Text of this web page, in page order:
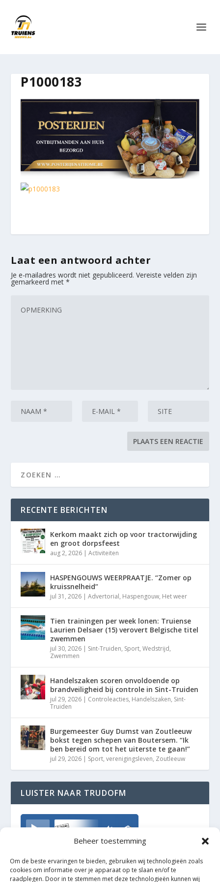
Beheer toestemming
Om de beste ervaringen te bieden, gebruiken wij technologieën zoals
cookies om informatie over je apparaat op te slaan en/of te
raadplegen. Door in te stemmen met deze technologieën kunnen wij
P1000183
Laat een antwoord achter
Je e-mailadres wordt niet gepubliceerd. Vereiste velden zijn
gemarkeerd met*
RECENTE BERICHTEN
Kerkom maakt zich op voor tractorwijding
en groot dorpsfeest
aug 2, 2026 |Activiteiten
HASPENGOUWS WEERPRAATJE. “Zomer op
kruissnelheid”
jul 31, 2026 |Advertorial, Haspengouw, Het weer
Tien trainingen per week lonen: Truiense
Laurien Delsaer (15) verovert Belgische titel
zwemmen
jul 30, 2026 | Sint-Truiden, Sport,Wedstrijd,
Zwemmen
Handelszaken scoren onvoldoende op
brandveiligheid bij controle in Sint-Truiden
jul 29, 2026 | Controleacties, Handelszaken, Sint-
Truiden
Burgemeester Guy Dumst van Zoutleeuw
bokst tegen schepen van Boutersem. “Ik
ben bereid om tot het uiterste te gaan!”
jul 29, 2026 | Sport,verenigingsleven, Zoutleeuw
LUISTER NAAR TRUDOFM
TrudoFM